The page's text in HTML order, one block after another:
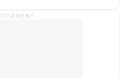
में चुनाव शीघ्र बहाल करने की मांग।